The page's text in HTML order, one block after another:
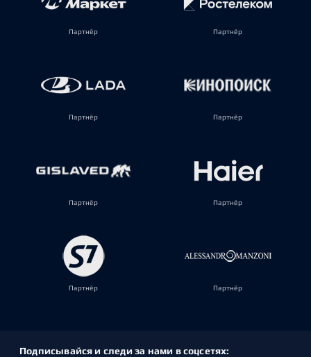
Партнёр Партнёр
Партнёр Партнёр
Партнёр Партнёр
Партнёр Партнёр
Подписывайся и следи за нами в соцсетях: